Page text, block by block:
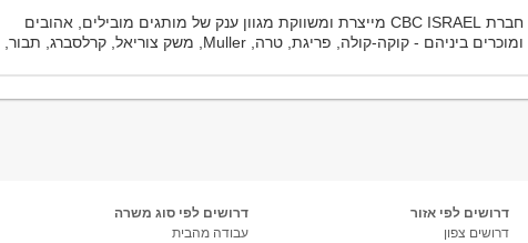
חברת CBC ISRAEL מייצרת ומשווקת מגוון ענק של מותגים מובילים, אהובים
ומוכרים ביניהם - קוקה-קולה, פריגת, טרה, Muller, משק צוריאל, קרלסברג, תבור, ג’...
דרושים לפי אזור
דרושים צפון
דרושים לפי סוג משרה
עבודה מהבית